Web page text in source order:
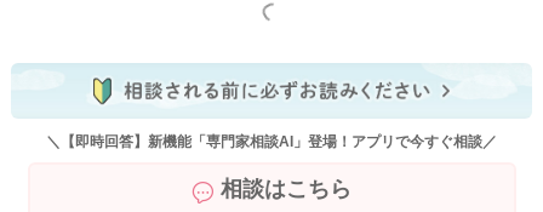
もっと見る
＼【即時回答】新機能「専門家相談AI」登場！アプリで今すぐ相談／
相談はこちら